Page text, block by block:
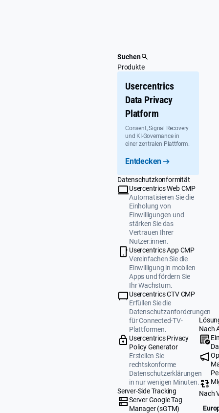
Suchen
Produkte
Usercentrics
Data Privacy
Platform
Consent, Signal Recovery
und KI-Governance in
einer zentralen Plattform.
Entdecken
Datenschutzkonformität
Usercentrics Web CMP
Automatisieren Sie die
Einholung von
Einwilligungen und
stärken Sie das
Vertrauen Ihrer
Nutzer:innen.
Usercentrics App CMP
Vereinfachen Sie die
Einwilligung in mobilen
Apps und fördern Sie
Ihr Wachstum.
Usercentrics CTV CMP
Erfüllen Sie die
Datenschutzanforderungen
für Connected-TV-
Plattformen.
Usercentrics Privacy
Policy Generator
Erstellen Sie
rechtskonforme
Datenschutzerklärungen
in nur wenigen Minuten.
Server-Side Tracking
Server Google Tag
Manager (sGTM)
Nach
Nach